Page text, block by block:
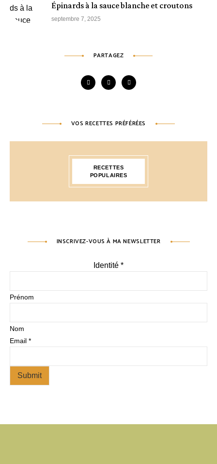
Épinards à la sauce blanche et croutons
septembre 7, 2025
PARTAGEZ
VOS RECETTES PRÉFÉRÉES
RECETTES
POPULAIRES
INSCRIVEZ-VOUS À MA NEWSLETTER
Identité *
Prénom
Nom
Email *
Submit